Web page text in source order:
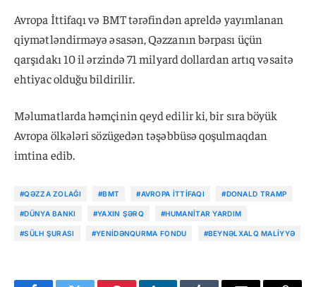
Avropa İttifaqı və BMT tərəfindən apreldə yayımlanan
qiymətləndirməyə əsasən, Qəzzanın bərpası üçün
qarşıdakı 10 il ərzində 71 milyard dollardan artıq vəsaitə
ehtiyac olduğu bildirilir.
Məlumatlarda həmçinin qeyd edilir ki, bir sıra böyük
Avropa ölkələri sözügedən təşəbbüsə qoşulmaqdan
imtina edib.
#QƏZZA ZOLAĞI #BMT #AVROPA İTTIFAQI #DONALD TRAMP
#DÜNYA BANKI #YAXIN ŞƏRQ #HUMANITAR YARDIM
#SÜLH ŞURASI #YENIDƏNQURMA FONDU #BEYNƏLXALQ MALIYYƏ